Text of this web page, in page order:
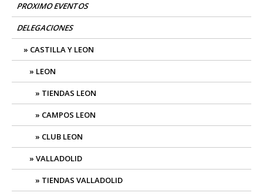
PROXIMO EVENTOS
DELEGACIONES
CASTILLA Y LEON
LEON
TIENDAS LEON
CAMPOS LEON
CLUB LEON
VALLADOLID
TIENDAS VALLADOLID